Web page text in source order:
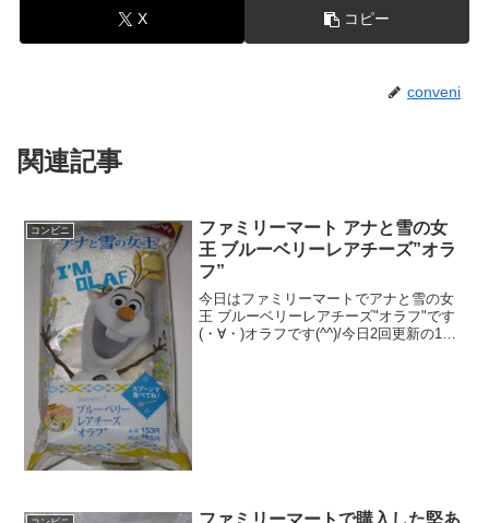
X コピー
conveni
関連記事
コンビニ
ファミリーマート アナと雪の女
王 ブルーベリーレアチーズ”オラ
フ”
今日はファミリーマートでアナと雪の女
王 ブルーベリーレアチーズ"オラフ"です
(・∀・)オラフです(^^)/今日2回更新の1回
ファミリーマートで購入した堅あ